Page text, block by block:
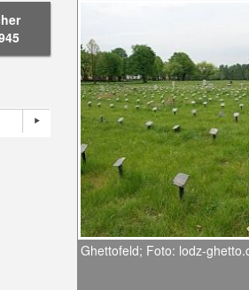
Ghettofeld; Foto: lodz-